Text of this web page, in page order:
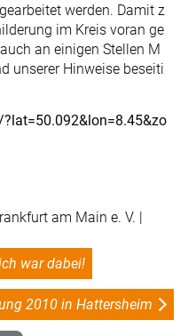
werden. Damit z
im Kreis voran ge
an einigen Stellen M
unserer Hinweise beseiti
am Main e. V. |
war dabei!
2010 in Hattersheim